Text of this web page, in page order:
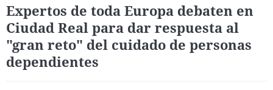
Expertos de toda Europa debaten en
Ciudad Real para dar respuesta al
"gran reto" del cuidado de personas
dependientes